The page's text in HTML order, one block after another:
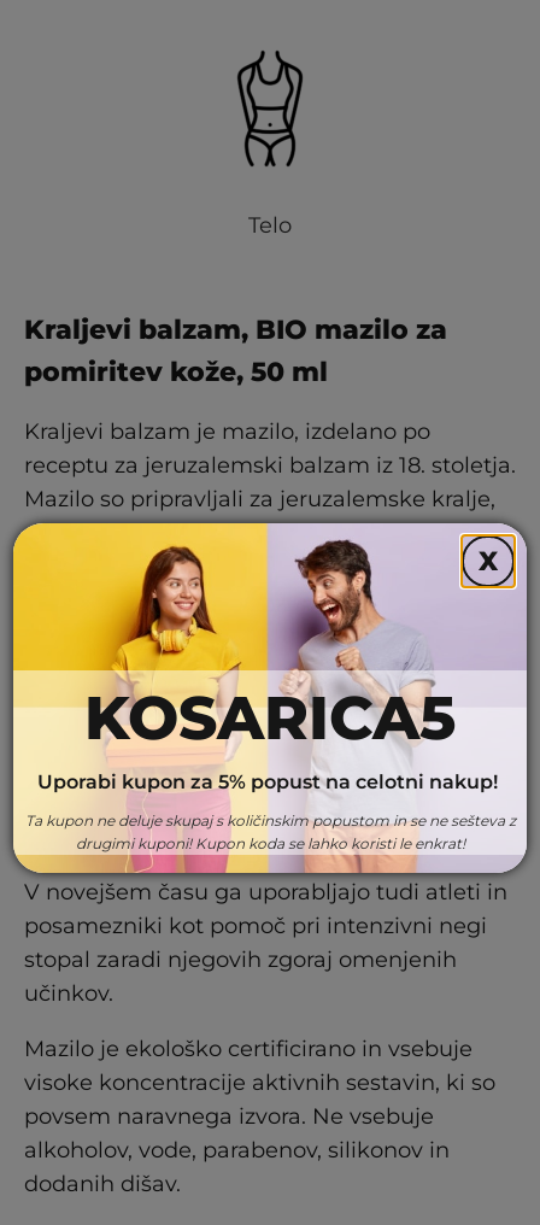
Telo
Kraljevi balzam, BIO mazilo za
pomiritev kože, 50 ml
Kraljevi balzam je mazilo, izdelano po
receptu za jeruzalemski balzam iz 18. stoletja.
Mazilo so pripravljali za jeruzalemske kralje,
uporabljali pa so ga za nego kože v primeru
odrgnin, prask, razpok med prsti na nogi,
ureznin in opeklin. Kraljevi balzam, bio
mazilo za pomiritev kože, je namenjeno
intenzivni negi kože, saj vsebuje sestavine, ki
kožo pomirijo in pospešijo njeno
regeneracijo. Dragocene smole Chios
mastike, bosvelije, mire ter propolis imajo
močne antiseptične, protivnetne in
antioksidativne učinke.
V novejšem času ga uporabljajo tudi atleti in
posamezniki kot pomoč pri intenzivni negi
stopal zaradi njegovih zgoraj omenjenih
učinkov.
Mazilo je ekološko certificirano in vsebuje
visoke koncentracije aktivnih sestavin, ki so
povsem naravnega izvora. Ne vsebuje
alkoholov, vode, parabenov, silikonov in
dodanih dišav.
X
KOSARICA5
Uporabi kupon za 5% popust na celotni nakup!
Ta kupon ne deluje skupaj s količinskim popustom in se ne sešteva z
drugimi kuponi! Kupon koda se lahko koristi le enkrat!